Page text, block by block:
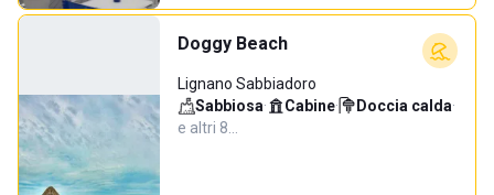
Doggy Beach
Lignano Sabbiadoro
Sabbiosa· Cabine· Doccia calda·
e altri 8…